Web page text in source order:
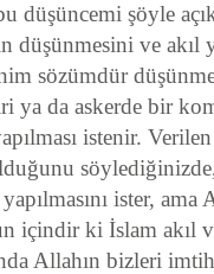
düşüncemi şöyle
düşünmesini ve akıl
sözümdür
ya da askerde bir
istenir.
ister, ama
içindir ki İslam akıl
Allahın bizleri